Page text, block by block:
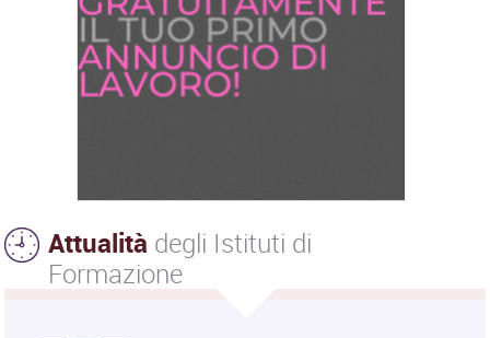
Attualità degli Istituti di
Formazione